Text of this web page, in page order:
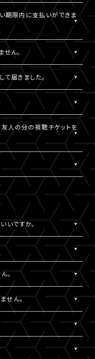
購入情報」にも記載されて
記をご確認のうえ、期限内
払期限を超過した場合は、
をお願いいたします。
ンビニ決済をキャンセル」
ページ」内「チケット購入
続きする」というボタンが
ほどお時間がかかります。
いる間はお手続きができ
法をクレジットカード決済
、支払方法を変更したいチ
ンビニ決済をキャンセル」
ページ」内「チケット購入
続きする」というボタンが
のうえ、改めてお手続きく
ほどお時間がかかります。
ている間はお手続きができ
更できません。
期限内に支払いができま
度、チケット販売ページか
ん。
ットご購入時にLIVESHIPに
）宛に
ております。
拒否されていないかご確
場合は、「マイページ」内
のお知らせ」メールが届
ブ配信は問題なくご視聴いた
されていない場合は、ご購
きをお願いいたします。
て届きました。
届いた場合、誤ってチケッ
ございます。
ださい。
名前にご使用された場合、
できないエラーが発生する
場合は、マイページ「基
にご変更いただくか、クレ
ラー
ードなどの誤入力、有効期
能性がございます。今一度
お手数ですが、エラー時の
お問い合わせください。
友人の分の視聴チケットを
いただける視聴チケット
ご視聴される方がそれぞれ
ットを購入していただく必
か？］をご参照ください。
いるかをご確認ください。
聴いただけない可能性が
だけない場合もございま
入ください。
いですか。
アドレス）が必要です。
ドレス）にてログインのう
？］ をご参照ください。
なサービスをご利用いただ
がある場合は、その際に
ます。
、そちらで登録・連携され
方は、LIVESHIP会員登録
。
@liveship.tokyo】ドメイ
を配信しております。
拒否されていないかご確
。
せん。
無は、こちら
より確認するこ
IDの取得が完了していま
スワードでログインくださ
よりパスワード再設定を行え